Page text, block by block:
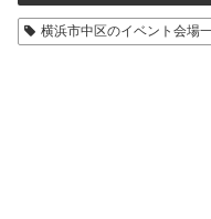
横浜市中区のイベント会場